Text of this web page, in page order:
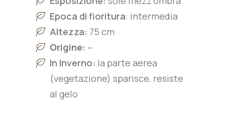
Epoca di fioritura: intermedia
Altezza: 75 cm
Origine: –
In Inverno: la parte aerea
(vegetazione) sparisce, resiste
al gelo